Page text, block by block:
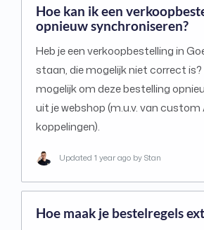
Hoe kan ik een
opnieuw synchroniseren?
Heb je een verkoopbestelling in
staan, die mogelijk niet correct is?
mogelijk om deze bestelling
uit je webshop (m.u.v. van custom
koppelingen).
Updated 1 year ago by Stan
Hoe maak je bestelregels